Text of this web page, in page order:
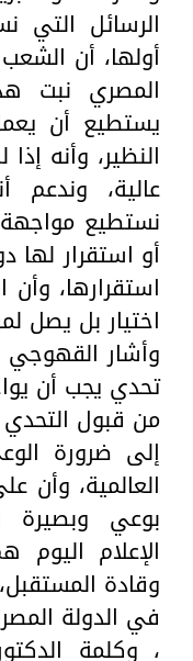
الرسائل التي
أولها، أن
المصري نبت
يستطيع أن
النظير، وأنه
عالية، وندعم
نستطيع مواجهة
أو استقرار
استقرارها،
اختيار بل يصل
وأشار
تحدي يجب أن
من قبول التحدي
إلى ضرورة
العالمية، وأن
بوعي وبصيرة
الإعلام اليوم
وقادة
في الدولة
، وكلمة